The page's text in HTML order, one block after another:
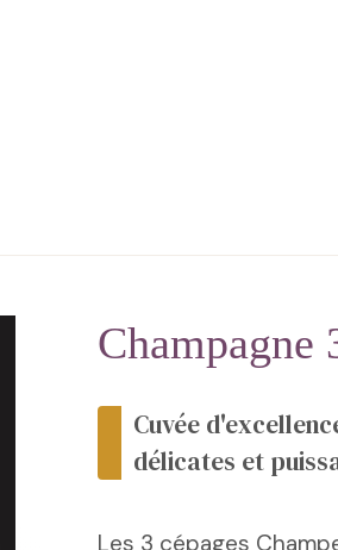
Champagne
Cuvée
délicates et
Les 3 cépages